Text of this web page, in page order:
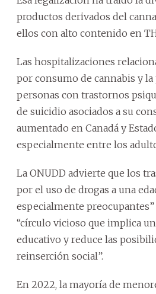
productos derivados del
ellos con alto contenido en
Las hospitalizaciones
por consumo de cannabis y
personas con trastornos
de suicidio asociados a su
aumentado en Canadá y
especialmente entre los
La ONUDD advierte que los
por el uso de drogas a una
especialmente
“círculo vicioso que implica
educativo y reduce las
reinserción social”.
En 2022, la mayoría de